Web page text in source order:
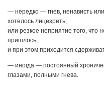
— нередко — гнев, ненависть
хотелось лицезреть;
или резкое неприятие того, что
пришлось;
и при этом приходится
— иногда — постоянный
глазами, полными гнева.